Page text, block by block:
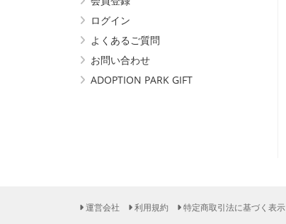
ログイン
よくあるご質問
お問い合わせ
ADOPTION PARK GIFT
運営会社 利用規約 特定商取引法に基づく表示